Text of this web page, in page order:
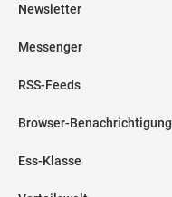
Newsletter
Messenger
RSS-Feeds
Browser-Benachrichtigung
Ess-Klasse